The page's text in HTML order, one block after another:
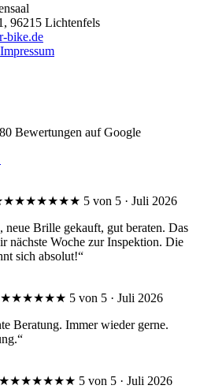
96215 Lichtenfels
bike.de
Impressum
Bewertungen auf Google
★★★★★ 5 von 5 · Juli 2026
neue Brille gekauft, gut beraten. Das
nächste Woche zur Inspektion. Die
sich absolut!“
★★★★★ 5 von 5 · Juli 2026
Beratung. Immer wieder gerne.
★★★★★ 5 von 5 · Juli 2026